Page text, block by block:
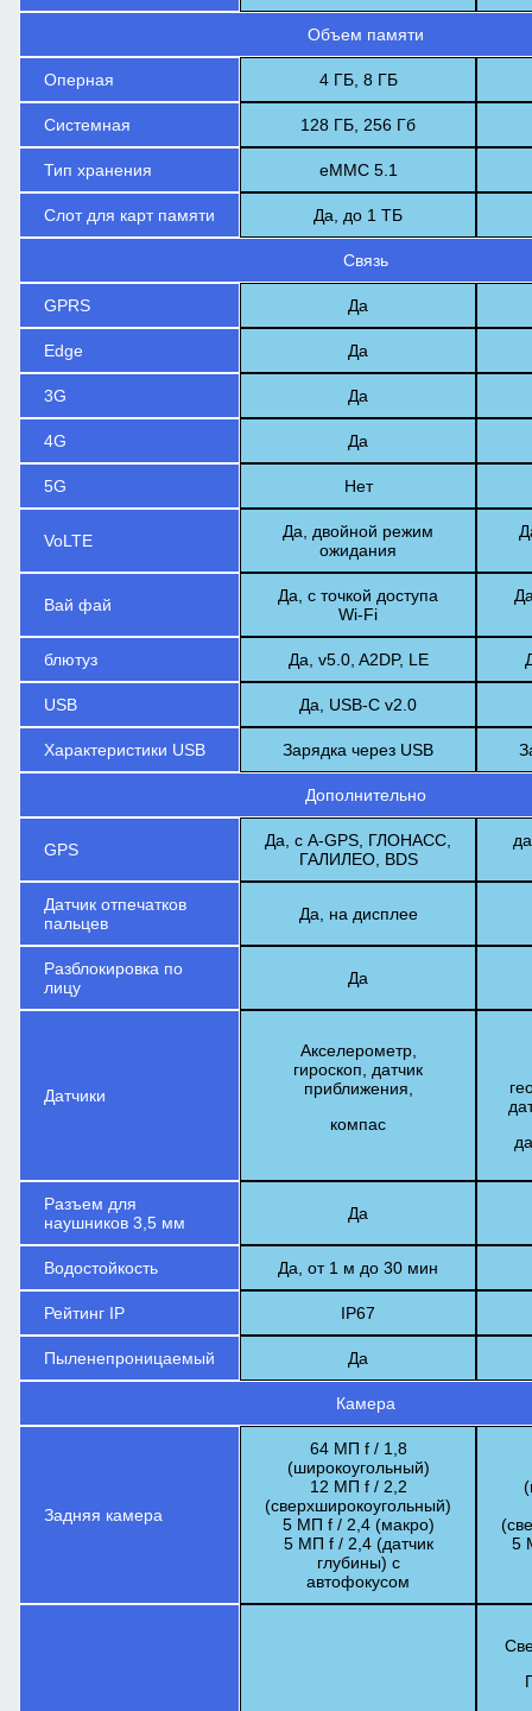
Объем памяти
Оперная 4 ГБ, 8 ГБ
Системная 128 ГБ, 256 Гб
Тип хранения eMMC 5.1
Слот для карт памяти Да, до 1 ТБ
Связь
GPRS Да
Edge Да
3G Да
4G Да
5G Нет
VoLTE
Да, двойной режим
ожидания
Вай фай
Да, с точкой доступа
Wi-Fi
блютуз Да, v5.0, A2DP, LE
USB Да, USB-C v2.0
Характеристики USB Зарядка через USB
Дополнительно
GPS
Да, с A-GPS, ГЛОНАСС,
ГАЛИЛЕО, BDS
Датчик отпечатков
пальцев
Да, на дисплее
Разблокировка по
лицу
Да
Датчики
Акселерометр,
гироскоп, датчик
приближения,
компас
Разъем для
наушников 3,5 мм
Да
Водостойкость Да, от 1 м до 30 мин
Рейтинг IP IP67
Пыленепроницаемый Да
Камера
Задняя камера
64 МП f / 1,8
(широкоугольный)
12 МП f / 2,2
(сверхширокоугольный)
5 МП f / 2,4 (макро)
5 МП f / 2,4 (датчик
глубины) с
автофокусом
5